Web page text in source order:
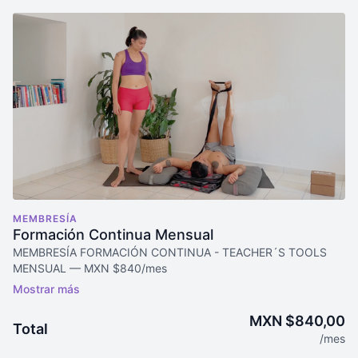
MEMBRESÍA
Formación Continua Mensual
MEMBRESÍA FORMACIÓN CONTINUA - TEACHER´S TOOLS
MENSUAL — MXN $840/mes
Renovación automática cada mes — puedes cancelar en
Acceso ilimitado a + 800 clases de yoga y meditación
Acceso a +35 Programas como ABC del Yoga, Introducción
Total MXN $840,00
/mes